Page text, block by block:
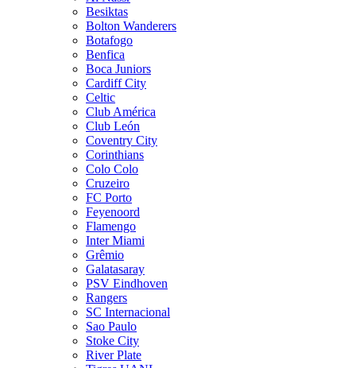
Besiktas
Bolton Wanderers
Botafogo
Benfica
Boca Juniors
Cardiff City
Celtic
Club América
Club León
Coventry City
Corinthians
Colo Colo
Cruzeiro
FC Porto
Feyenoord
Flamengo
Inter Miami
Grêmio
Galatasaray
PSV Eindhoven
Rangers
SC Internacional
Sao Paulo
Stoke City
River Plate